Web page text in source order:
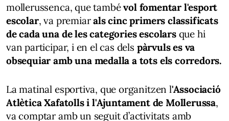
mollerussenca, que tambévol fomentar l'esport
escolar, va premiarals cinc primers classificats
de cada una de les categories escolarsque hi
van participar, i en el cas dels pàrvuls es va
obsequiar amb una medalla a tots els corredors.
La matinal esportiva, que organitzen l'Associació
Atlètica Xafatolls i l'Ajuntament de Mollerussa,
va comptar amb un seguit d’activitats amb